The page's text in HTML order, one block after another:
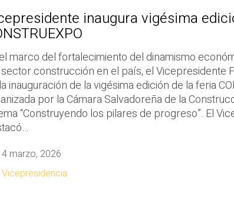
inaugura vigésima
marco del fortalecimiento del dinamismo
construcción en el país, el Vicepresidente
inauguración de la vigésima edición de la feria
por la Cámara Salvadoreña de la
“Construyendo los pilares de progreso”. El
4 marzo, 2026
Vicepresidencia